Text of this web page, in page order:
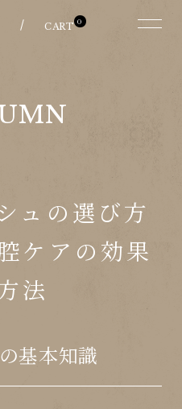
0
ュの選び方
ケアの効果
法
基本知識